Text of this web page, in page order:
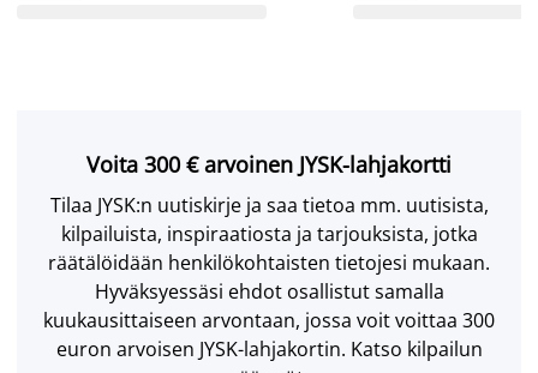
Voita 300 € arvoinen JYSK-lahjakortti
Tilaa JYSK:n uutiskirje ja saa tietoa mm. uutisista,
kilpailuista, inspiraatiosta ja tarjouksista, jotka
räätälöidään henkilökohtaisten tietojesi mukaan.
Hyväksyessäsi ehdot osallistut samalla
kuukausittaiseen arvontaan, jossa voit voittaa 300
euron arvoisen JYSK-lahjakortin. Katso kilpailun